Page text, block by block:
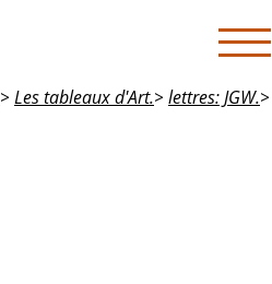
> Les tableaux d'Art.> lettres: JGW.>